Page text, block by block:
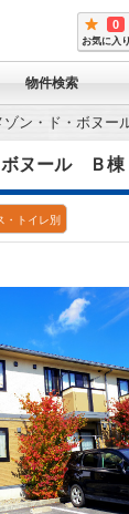
0
お気に入り
物件検索
ゾン・ド・ボヌ
ボヌール Ｂ棟
・トイレ別